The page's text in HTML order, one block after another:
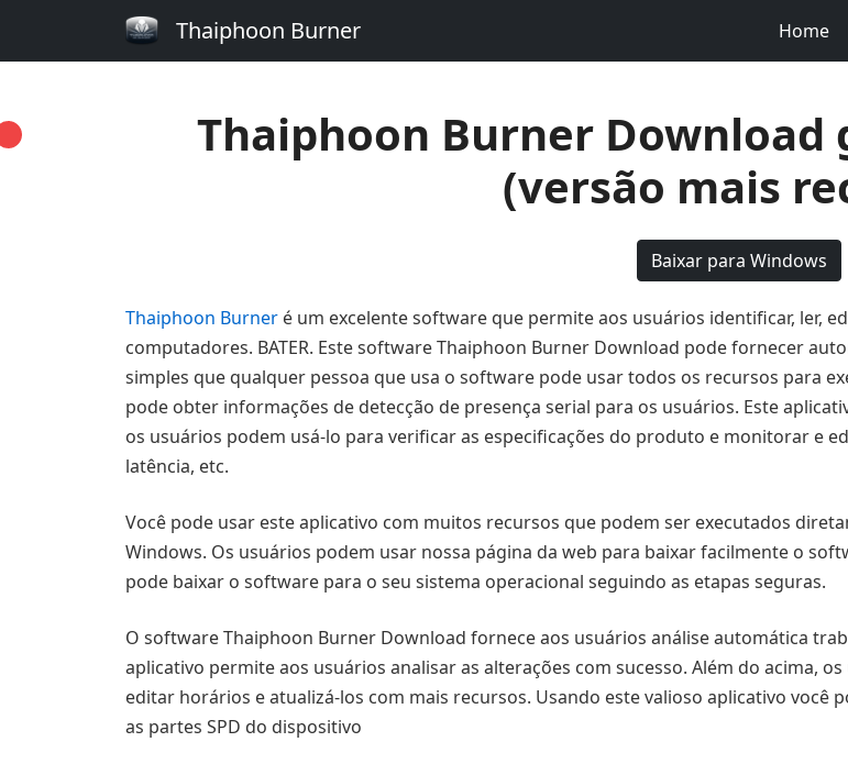
Thaiphoon Burner Home
Thaiphoon Burner Download
(versão mais
Baixar para Windows
Thaiphoon Burner é um excelente software que permite aos usuários identificar, ler,
computadores. BATER. Este software Thaiphoon Burner Download pode fornecer
simples que qualquer pessoa que usa o software pode usar todos os recursos para
pode obter informações de detecção de presença serial para os usuários. Este
os usuários podem usá-lo para verificar as especificações do produto e monitorar e
latência, etc.
Você pode usar este aplicativo com muitos recursos que podem ser executados
Windows. Os usuários podem usar nossa página da web para baixar facilmente o
pode baixar o software para o seu sistema operacional seguindo as etapas seguras.
O software Thaiphoon Burner Download fornece aos usuários análise automática
aplicativo permite aos usuários analisar as alterações com sucesso. Além do acima,
editar horários e atualizá-los com mais recursos. Usando este valioso aplicativo
as partes SPD do dispositivo